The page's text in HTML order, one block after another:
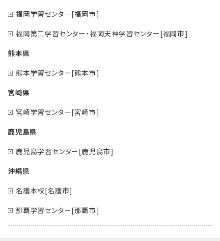
福岡学習センター[福岡市]
福岡第二学習センター・福岡天神学習センター[福岡市]
熊本県
熊本学習センター[熊本市]
宮崎県
宮崎学習センター[宮崎市]
鹿児島県
鹿児島学習センター[鹿児島市]
沖縄県
名護本校[名護市]
那覇学習センター[那覇市]